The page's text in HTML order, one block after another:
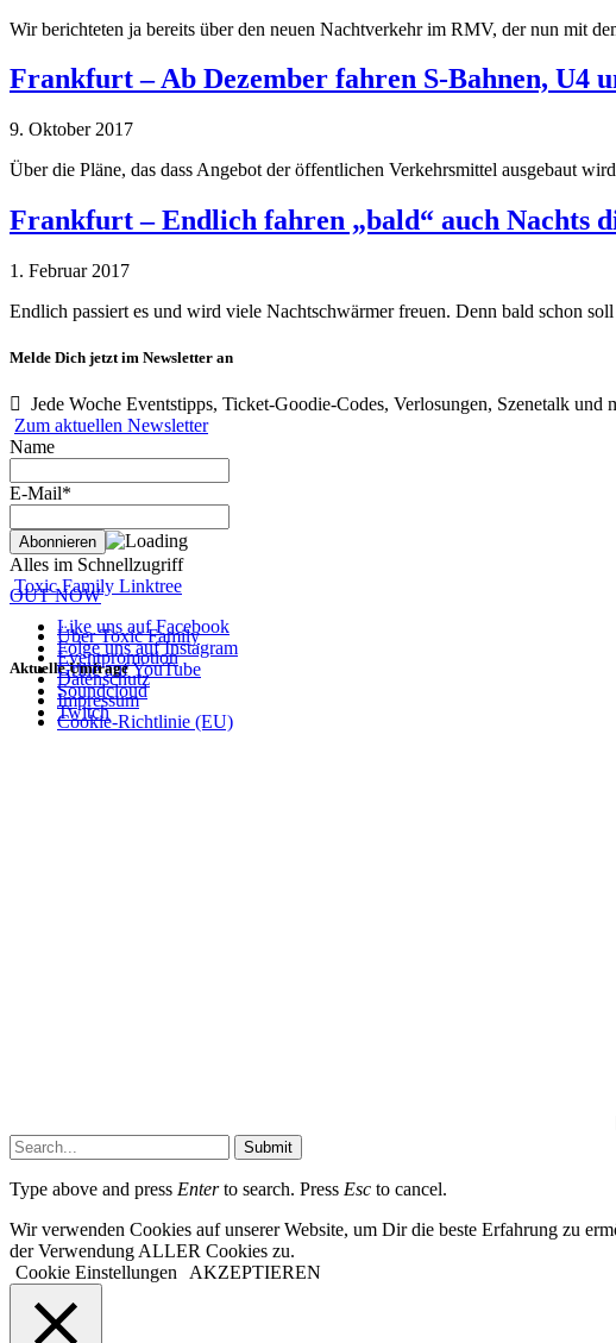
Wir berichteten ja bereits über den neuen Nachtverkehr im RMV, der nun mit
Frankfurt – Ab Dezember fahren S-Bahnen, U4
9. Oktober 2017
Über die Pläne, das dass Angebot der öffentlichen Verkehrsmittel ausgebaut
Frankfurt – Endlich fahren „bald“ auch Nachts
1. Februar 2017
Endlich passiert es und wird viele Nachtschwärmer freuen. Denn bald schon
Melde Dich jetzt im Newsletter an
Jede Woche Eventstipps, Ticket-Goodie-Codes, Verlosungen, Szenetalk und
Zum aktuellen Newsletter
Name
E-Mail*
Alles im Schnellzugriff
Toxic Family Linktree
Like uns auf Facebook
Folge uns auf Instagram
Grille auf YouTube
Soundcloud
Twitch
Aktuelle Umfrage
OUT NOW
Über Toxic Family
Eventpromotion
Datenschutz
Impressum
Cookie-Richtlinie (EU)
Submit
Type above and press Enterto search. Press Esc to cancel.
Wir verwenden Cookies auf unserer Website, um Dir die beste Erfahrung zu
der Verwendung ALLER Cookies zu.
Cookie Einstellungen
AKZEPTIEREN